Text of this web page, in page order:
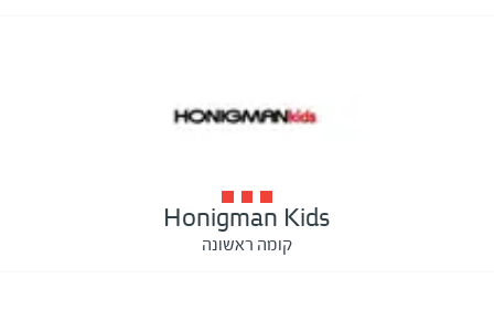
Honigman Kids
קומה ראשונה